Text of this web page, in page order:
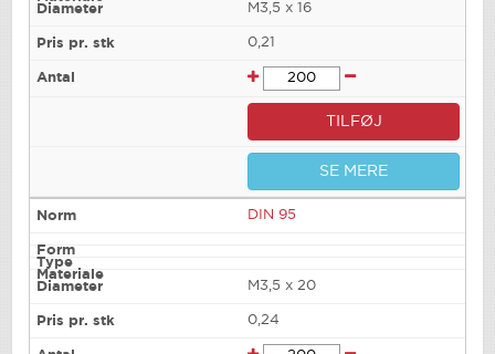
M3,5 x 16
0,21
TILFØJ
SE MERE
DIN 95
M3,5 x 20
0,24